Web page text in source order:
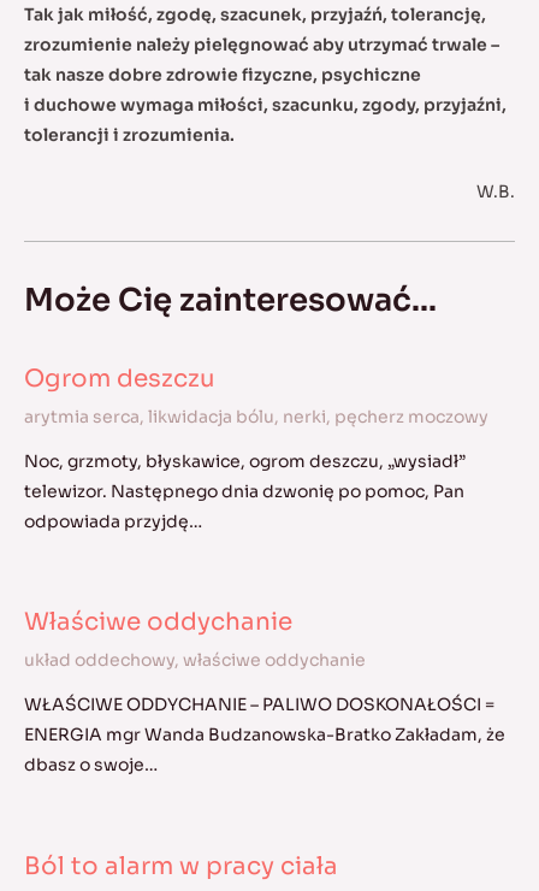
Tak jak miłość, zgodę, szacunek, przyjaźń, tolerancję,
zrozumienie należy pielęgnować aby utrzymać trwale –
tak nasze dobre zdrowie fizyczne, psychiczne
i duchowe wymaga miłości, szacunku, zgody, przyjaźni,
tolerancji i zrozumienia.
W.B.
Może Cię zainteresować...
Ogrom deszczu
arytmia serca, likwidacja bólu, nerki, pęcherz moczowy
Noc, grzmoty, błyskawice, ogrom deszczu, „wysiadł”
telewizor. Następnego dnia dzwonię po pomoc, Pan
odpowiada przyjdę…
Właściwe oddychanie
układ oddechowy, właściwe oddychanie
WŁAŚCIWE ODDYCHANIE – PALIWO DOSKONAŁOŚCI =
ENERGIA mgr Wanda Budzanowska-Bratko Zakładam, że
dbasz o swoje…
Ból to alarm w pracy ciała